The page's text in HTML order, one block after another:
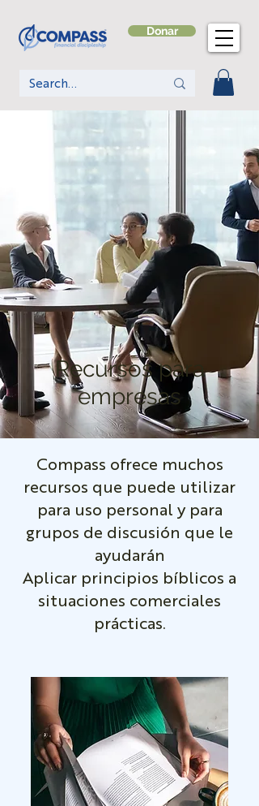
Donar
Recursos para
empresas
Compass ofrece muchos
recursos que puede utilizar
para uso personal y para
grupos de discusión que le
ayudarán
Aplicar principios bíblicos a
situaciones comerciales
prácticas.